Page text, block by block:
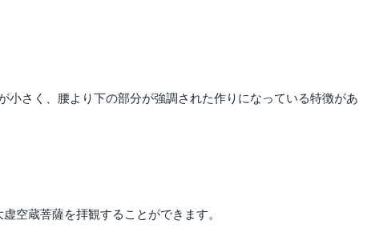
さく、腰より下の部分が強調された作りになっている特徴があ
空蔵菩薩を拝観することができます。